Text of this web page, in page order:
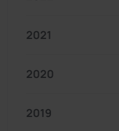
2021
2020
2019